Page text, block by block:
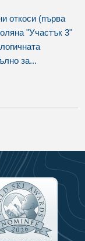
откоси (първа
"Участък 3"
за...